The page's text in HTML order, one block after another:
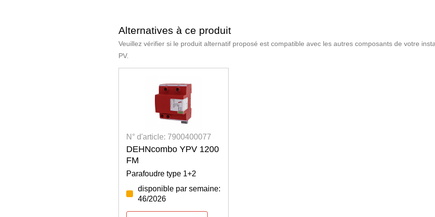
Alternatives à ce produit
Veuillez vérifier si le produit alternatif proposé est compatible avec les autres composants de votre
PV.
N° d'article: 7900400077
DEHNcombo YPV 1200
FM
Parafoudre type 1+2
disponible par semaine:
46/2026